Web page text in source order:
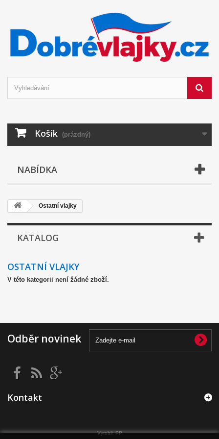
Košík (prázdný)
NABÍDKA
Ostatní vlajky
KATALOG
OSTATNÍ VLAJKY
V této kategorii není žádné zboží.
Odběr novinek
Kontakt
Vyrobil:PP